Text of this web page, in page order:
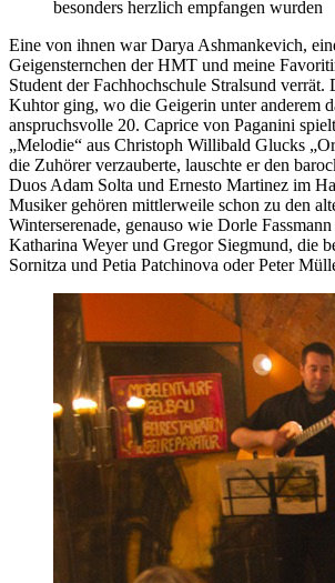
besonders herzlich empfangen wurden
Eine von ihnen war Darya Ashmankevich,
Geigensternchen der HMT und meine
Student der Fachhochschule Stralsund verrät.
Kuhtor ging, wo die Geigerin unter anderem
anspruchsvolle 20. Caprice von Paganini
„Melodie“ aus Christoph Willibald Glucks
die Zuhörer verzauberte, lauschte er den
Duos Adam Solta und Ernesto Martinez im
Musiker gehören mittlerweile schon zu den
Winterserenade, genauso wie Dorle
Katharina Weyer und Gregor Siegmund, die
Sornitza und Petia Patchinova oder Peter